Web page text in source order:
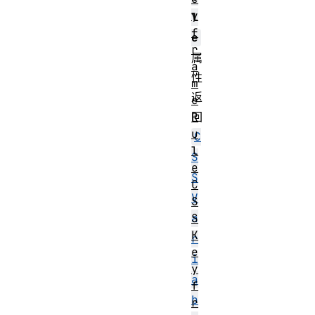
l
e
属
性
返
回
C
S
S
V
a
r
i
a
b
y
f
r
a
m
e
R
u
l
e
C
S
S
K
e
y
f
r